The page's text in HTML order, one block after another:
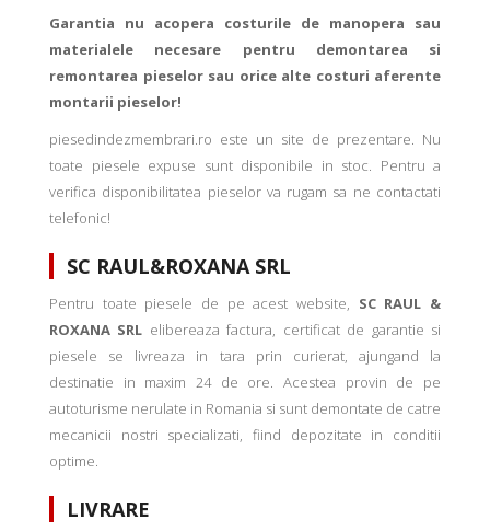
Garantia nu acopera costurile de manopera sau
materialele necesare pentru demontarea si
remontarea pieselor sau orice alte costuri aferente
montarii pieselor!
piesedindezmembrari.ro este un site de prezentare. Nu
toate piesele expuse sunt disponibile in stoc. Pentru a
verifica disponibilitatea pieselor va rugam sa ne contactati
telefonic!
SC RAUL&ROXANA SRL
Pentru toate piesele de pe acest website, SC RAUL &
ROXANA SRL elibereaza factura, certificat de garantie si
piesele se livreaza in tara prin curierat, ajungand la
destinatie in maxim 24 de ore. Acestea provin de pe
autoturisme nerulate in Romania si sunt demontate de catre
mecanicii nostri specializati, fiind depozitate in conditii
optime.
LIVRARE